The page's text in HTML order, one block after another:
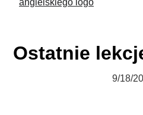
Ostatnie
9/18/